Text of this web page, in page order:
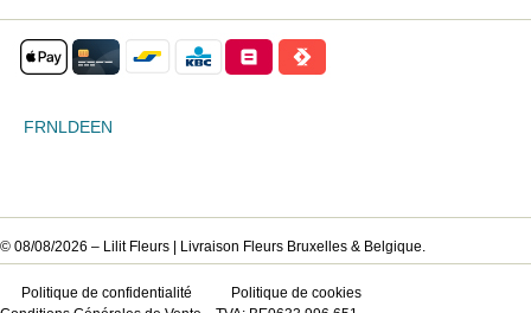
FRNL DEEN
© 08/08/2026 – Lilit Fleurs | Livraison Fleurs Bruxelles & Belgique.
Politique de confidentialité
Politique de cookies
DE